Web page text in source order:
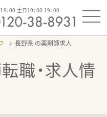
：00 土日10：00-19：00
長野県
職・求人情